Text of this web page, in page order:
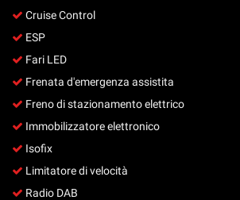
Cruise Control
ESP
Fari LED
Frenata d'emergenza assistita
Freno di stazionamento elettrico
Immobilizzatore elettronico
Isofix
Limitatore di velocità
Radio DAB